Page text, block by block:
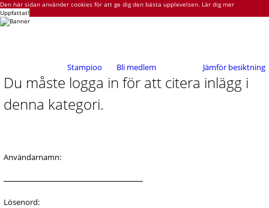
Den här sidan använder cookies för att ge dig den bästa upplevelsen. Lär dig mer
Uppfattat!
Stampioo Bli medlem Jämför besiktning
Du måste logga in för att citera inlägg i
denna kategori.
Användarnamn:
Lösenord: